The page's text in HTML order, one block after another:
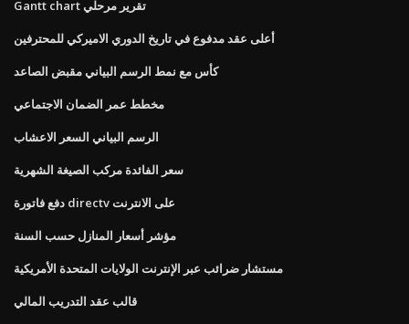
Gantt chart تقرير مرحلي
أعلى عقد مدفوع في تاريخ الدوري الاميركي للمحترفين
كأس مع نمط الرسم البياني مقبض الصاعد
مخطط عمر الضمان الاجتماعي
الرسم البياني السعر الاعشاب
سعر الفائدة مركب الصيغة الشهرية
دفع فاتورة directv على الانترنت
مؤشر أسعار المنازل حسب السنة
مستشار ضرائب عبر الإنترنت الولايات المتحدة الأمريكية
قالب عقد التدريب المالي